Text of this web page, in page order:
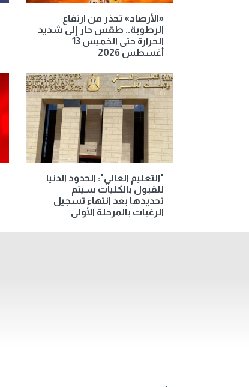
«الأرصاد» تحذر من ارتفاع
الرطوبة.. طقس حار إلى شديد
الحرارة حتى الخميس 13
أغسطس 2026
"التعليم العالي": الحدود الدنيا
للقبول بالكليات سيتم
تحديدها بعد انتهاء تسجيل
الرغبات بالمرحلة الأولى